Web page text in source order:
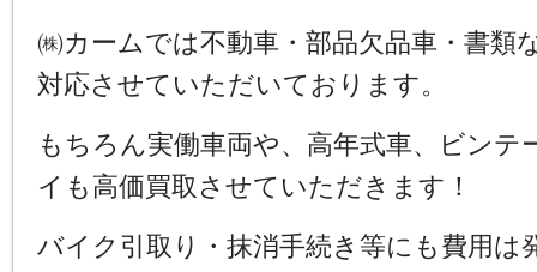
㈱カームでは不動車・部品欠品車・書類
対応させていただいております。
もちろん実働車両や、高年式車、ビンテ
イも高価買取させていただきます！
バイク引取り・抹消手続き等にも費用は